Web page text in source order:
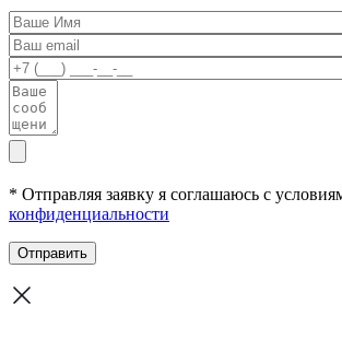
* Отправляя заявку я соглашаюсь с
конфиденциальности